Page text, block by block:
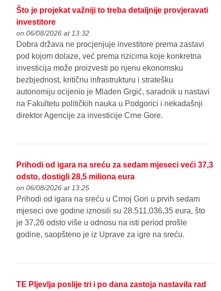
Što je projekat važniji to treba detaljnije provjeravati
investitore
on 06/08/2026 at 13:32
Dobra država ne procjenjuje investitore prema zastavi
pod kojom dolaze, već prema rizicima koje konkretna
investicija može proizvesti po njenu ekonomsku
bezbjednost, kritičnu infrastrukturu i stratešku
autonomiju ocijenio je Mladen Grgić, saradnik u nastavi
na Fakultetu političkih nauka u Podgorici i nekadašnji
direktor Agencije za investicije Crne Gore.
Prihodi od igara na sreću za sedam mjeseci veći 37,3
odsto, dostigli 28,5 miliona eura
on 06/08/2026 at 13:25
Prihodi od igara na sreću u Crnoj Gori u prvih sedam
mjeseci ove godine iznosili su 28.511.036,35 eura, što
je 37,26 odsto više u odnosu na isti period prošle
godine, saopšteno je iz Uprave za igre na sreću.
TE Pljevlja poslije tri i po dana zastoja nastavila rad